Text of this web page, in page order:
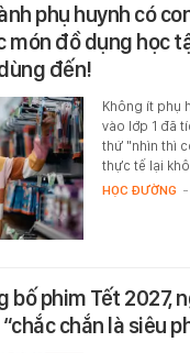
phụ huynh có
món đồ dụng học
đến!
Không ít phụ
vào lớp 1 đã
thứ "nhìn thì
thực tế lại
HỌC ĐƯỜNG -
bố phim Tết 2027,
chắn là siêu